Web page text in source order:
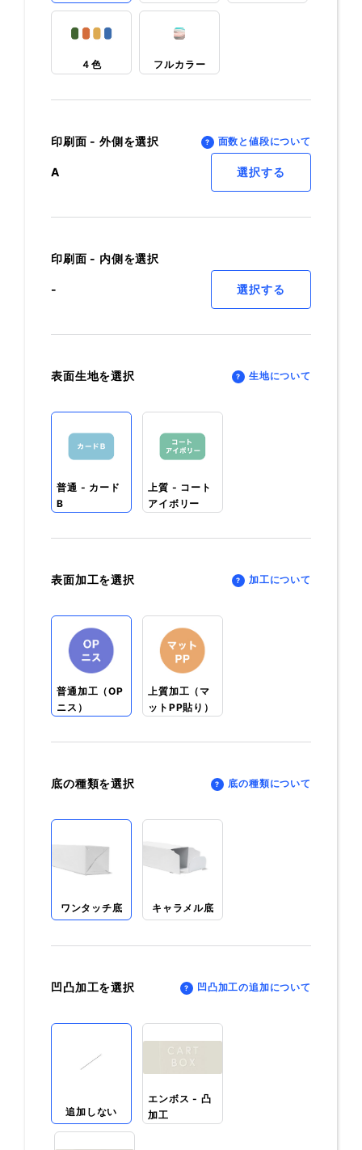
４色 フルカラー
印刷面 - 外側を選択 面数と値段について
A 選択する
印刷面 - 内側を選択
- 選択する
表面生地を選択 生地について
普通 - カード
B
上質 - コート
アイボリー
表面加工を選択 加工について
普通加工（OP
ニス）
上質加工（マ
ットPP貼り）
底の種類を選択 底の種類について
ワンタッチ底 キャラメル底
凹凸加工を選択 凹凸加工の追加について
追加しない
エンボス - 凸
加工